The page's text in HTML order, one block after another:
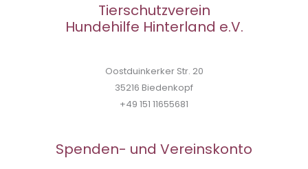
Tierschutzverein
Hundehilfe Hinterland e.V.
Oostduinkerker Str. 20
35216 Biedenkopf
+49 151 11655681
Spenden- und Vereinskonto